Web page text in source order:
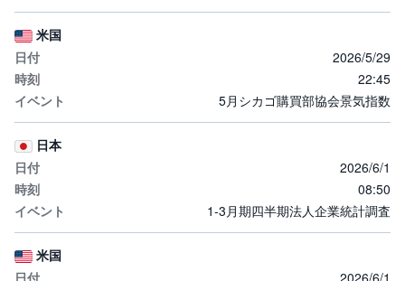
米国
2026/5/29
22:45
5月シカゴ購買部協会景気指数
日本
2026/6/1
08:50
1-3月期四半期法人企業統計調査
米国